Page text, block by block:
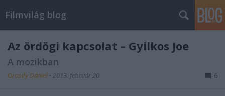
Filmvilág blog
Az ördögi kapcsolat – Gyilkos Joe
A mozikban
Orosdy Dániel • 2013. február 20. 6